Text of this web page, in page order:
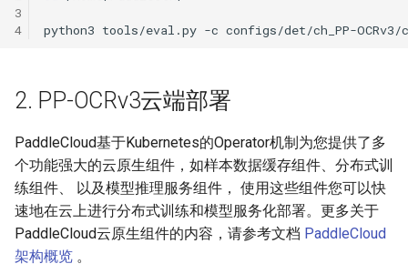
3
4
python3 tools/eval.py -c configs/det/ch_PP-OCRv3/
2. PP-OCRv3云端部署
PaddleCloud基于Kubernetes的Operator机制为您提供了多
个功能强大的云原生组件，如样本数据缓存组件、分布式训
练组件、 以及模型推理服务组件， 使用这些组件您可以快
速地在云上进行分布式训练和模型服务化部署。更多关于
PaddleCloud云原生组件的内容，请参考文档 PaddleCloud
架构概览 。